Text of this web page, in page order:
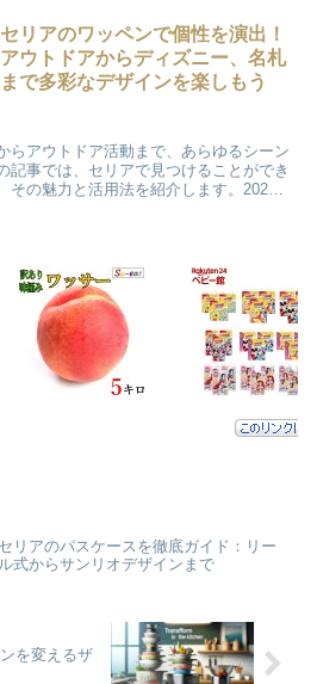
セリアのワッペンで個性を演出！
アウトドアからディズニー、名札
まで多彩なデザインを楽しもう
らアウトドア活動まで、あらゆるシーン
記事では、セリアで見つけることができ
その魅力と活用法を紹介します。2024
セリアのパスケースを徹底ガイド：リー
ル式からサンリオデザインまで
を変えるザ